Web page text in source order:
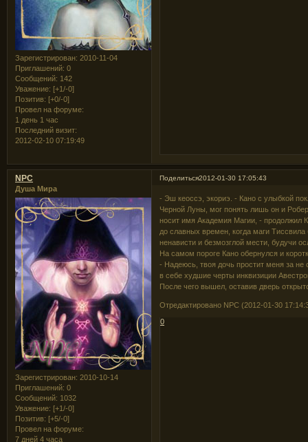
Зарегистрирован: 2010-11-04
Приглашений: 0
Сообщений: 142
Уважение: [+1/-0]
Позитив: [+0/-0]
Провел на форуме:
1 день 1 час
Последний визит:
2012-02-10 07:19:49
Поделиться2012-01-30 17:05:43
NPC
Душа Мира
Зарегистрирован: 2010-10-14
Приглашений: 0
Сообщений: 1032
Уважение: [+1/-0]
Позитив: [+5/-0]
Провел на форуме:
7 дней 4 часа
- Эш кеоссэ, экориэ. - Кано с улыбкой
Черной Луны, мог понять лишь он и
носит имя Академия Магии, - продолжил
до славных времен, когда маги
ненависти и безмозглой мести, будучи
На самом пороге Кано обернулся и
- Надеюсь, твоя дочь простит меня за
в себе худшие черты инквизиции
После чего вышел, оставив дверь
Отредактировано NPC (2012-01-30
0